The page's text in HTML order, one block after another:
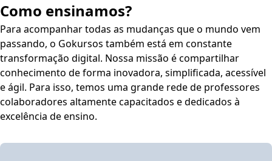
Como ensinamos?
Para acompanhar todas as mudanças que o mundo vem
passando, o Gokursos também está em constante
transformação digital. Nossa missão é compartilhar
conhecimento de forma inovadora, simplificada, acessível
e ágil. Para isso, temos uma grande rede de professores
colaboradores altamente capacitados e dedicados à
excelência de ensino.